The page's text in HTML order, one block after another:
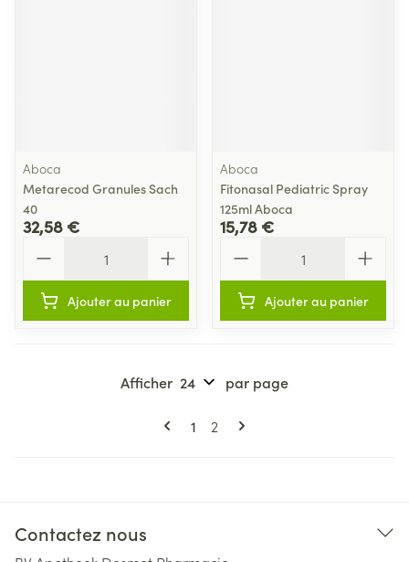
Aboca
Metarecod Granules Sach
40
32,58 €
Ajouter au panier
Aboca
Fitonasal Pediatric Spray
125ml Aboca
15,78 €
Ajouter au panier
Pages
Vous lisez actuellement la page
1 Page
2
Afficher par page
Contactez nous